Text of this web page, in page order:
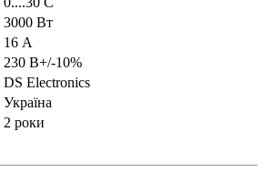
3000 Вт
16 А
230 В+/-10%
DS Electronics
Україна
2 роки